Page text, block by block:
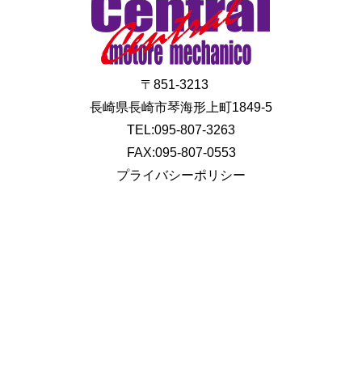
〒851-3213
長崎県長崎市琴海形上町1849-5
TEL:095-807-3263
FAX:095-807-0553
プライバシーポリシー